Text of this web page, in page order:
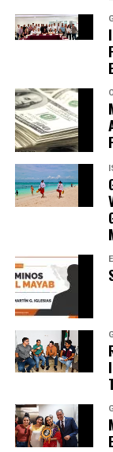
Únete
en tu